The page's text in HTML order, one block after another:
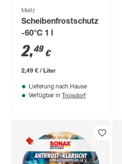
Meilz
Scheibenfrostschutz
-60°C 1 l
2,49 €
2,49 € / Liter
Lieferung nach Hause
Verfügbar in Troisdorf